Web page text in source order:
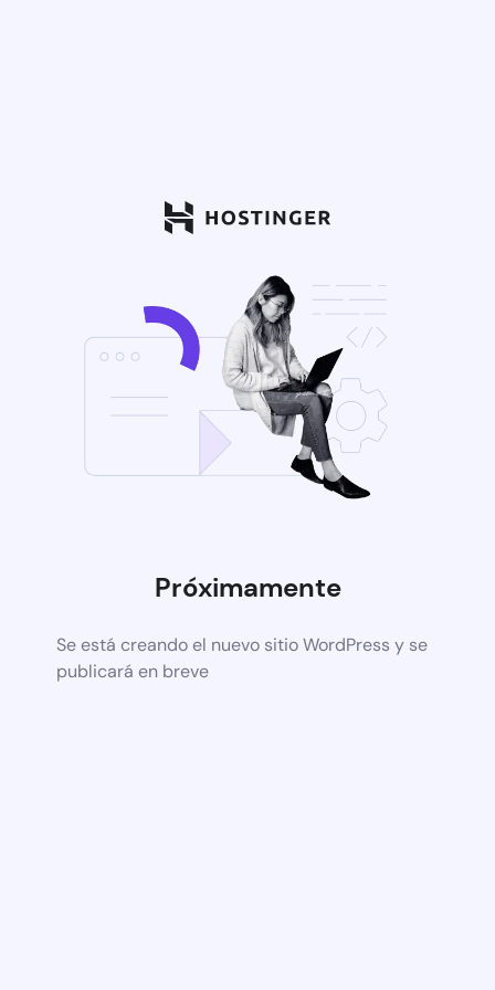
Próximamente
Se está creando el nuevo sitio WordPress y se
publicará en breve